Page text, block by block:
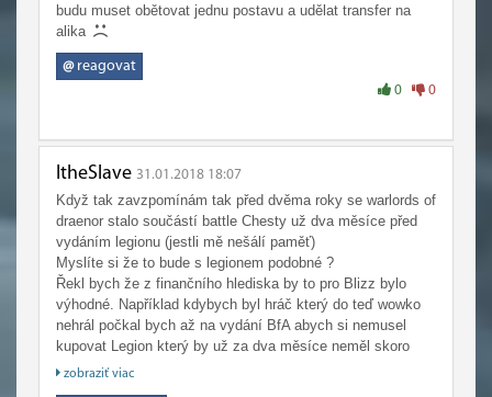
budu muset obětovat jednu postavu a udělat transfer na
alika
@reagovat
0 0
ItheSlave 31.01.2018 18:07
Když tak zavzpomínám tak před dvěma roky se warlords of
draenor stalo součástí battle Chesty už dva měsíce před
vydáním legionu (jestli mě nešálí paměť)
Myslíte si že to bude s legionem podobné ?
Řekl bych že z finančního hlediska by to pro Blizz bylo
výhodné. Například kdybych byl hráč který do teď wowko
nehrál počkal bych až na vydání BfA abych si nemusel
kupovat Legion který by už za dva měsíce neměl skoro
žádnou hodnotu (To by pro ně znamenalo že by ty dva
zobraziť viac